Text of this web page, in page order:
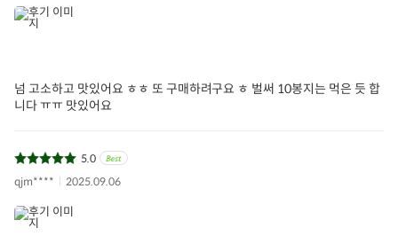
넘 고소하고 맛있어요 ㅎㅎ 또 구매하려구요 ㅎ 벌써 10봉지는 먹은 듯 합
니다 ㅠㅠ 맛있어요
5.0
qjm****
2025.09.06